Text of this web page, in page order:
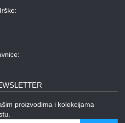
proizvodima i kolekcijama